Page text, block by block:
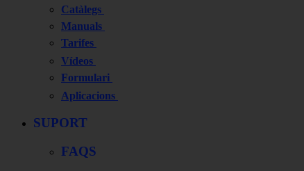
Catàlegs
Manuals
Tarifes
Vídeos
Formulari
Aplicacions
SUPORT
FAQS